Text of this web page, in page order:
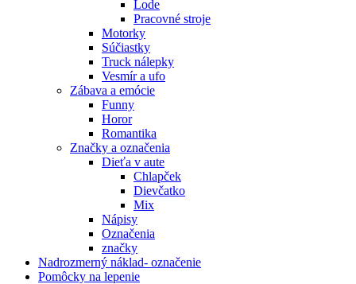
Lode
Pracovné stroje
Motorky
Súčiastky
Truck nálepky
Vesmír a ufo
Zábava a emócie
Funny
Horor
Romantika
Značky a označenia
Dieťa v aute
Chlapček
Dievčatko
Mix
Nápisy
Označenia
značky
Nadrozmerný náklad- označenie
Pomôcky na lepenie